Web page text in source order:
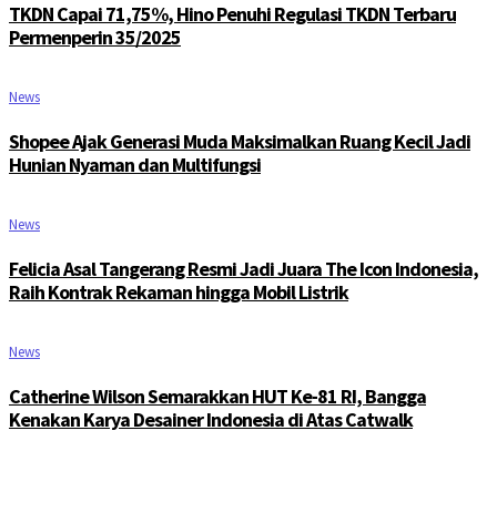
TKDN Capai 71,75%, Hino Penuhi Regulasi TKDN Terbaru
Permenperin 35/2025
News
Shopee Ajak Generasi Muda Maksimalkan Ruang Kecil Jadi
Hunian Nyaman dan Multifungsi
News
Felicia Asal Tangerang Resmi Jadi Juara The Icon Indonesia,
Raih Kontrak Rekaman hingga Mobil Listrik
News
Catherine Wilson Semarakkan HUT Ke-81 RI, Bangga
Kenakan Karya Desainer Indonesia di Atas Catwalk